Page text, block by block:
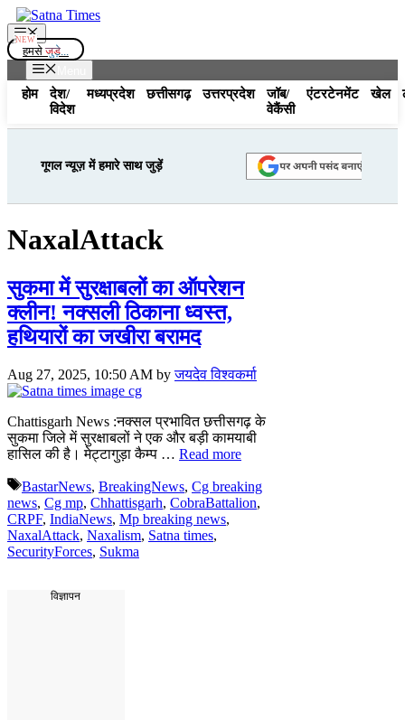
Skip
to
content
Menu
हमसे जुड़े...
होम
देश/
विदेश
मध्यप्रदेश छत्तीसगढ़ उत्तरप्रदेश
जॉब/
वेकैंसी
एंटरटेनमेंट खेल
गूगल न्यूज़ में हमारे साथ जुड़ें
NaxalAttack
सुकमा में सुरक्षाबलों का ऑपरेशन
क्लीन! नक्सली ठिकाना ध्वस्त,
हथियारों का जखीरा बरामद
Aug 27, 2025, 10:50 AM byजयदेव विश्वकर्मा
Chattisgarh News :नक्सल प्रभावित छत्तीसगढ़ के
सुकमा जिले में सुरक्षाबलों ने एक और बड़ी कामयाबी
हासिल की है। मेट्टागुड़ा कैम्प … Read more
Tags
BastarNews, BreakingNews, Cg breaking
news, Cg mp, Chhattisgarh, CobraBattalion,
CRPF, IndiaNews, Mp breaking news,
NaxalAttack, Naxalism, Satna times,
SecurityForces, Sukma
विज्ञापन